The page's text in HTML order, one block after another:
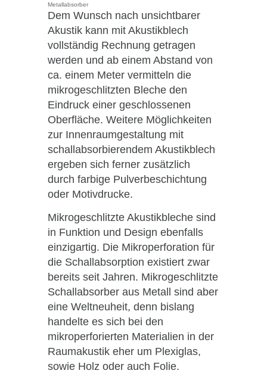
Metallabsorber
Dem Wunsch nach unsichtbarer
Akustik kann mit Akustikblech
vollständig Rechnung getragen
werden und ab einem Abstand von
ca. einem Meter vermitteln die
mikrogeschlitzten Bleche den
Eindruck einer geschlossenen
Oberfläche. Weitere Möglichkeiten
zur Innenraumgestaltung mit
schallabsorbierendem Akustikblech
ergeben sich ferner zusätzlich
durch farbige Pulverbeschichtung
oder Motivdrucke.
Mikrogeschlitzte Akustikbleche sind
in Funktion und Design ebenfalls
einzigartig. Die Mikroperforation für
die Schallabsorption existiert zwar
bereits seit Jahren. Mikrogeschlitzte
Schallabsorber aus Metall sind aber
eine Weltneuheit, denn bislang
handelte es sich bei den
mikroperforierten Materialien in der
Raumakustik eher um Plexiglas,
sowie Holz oder auch Folie.